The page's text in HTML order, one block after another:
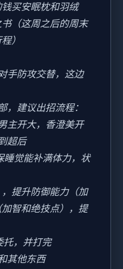
买安眠枕和羽绒
（这周之后的周末
）
手防攻交替，这边
，建议出招流程：
主开大，香澄美开
超后
觉能补满体力，状
提升防御能力（加
智和绝技点），提
，并打完
其他东西